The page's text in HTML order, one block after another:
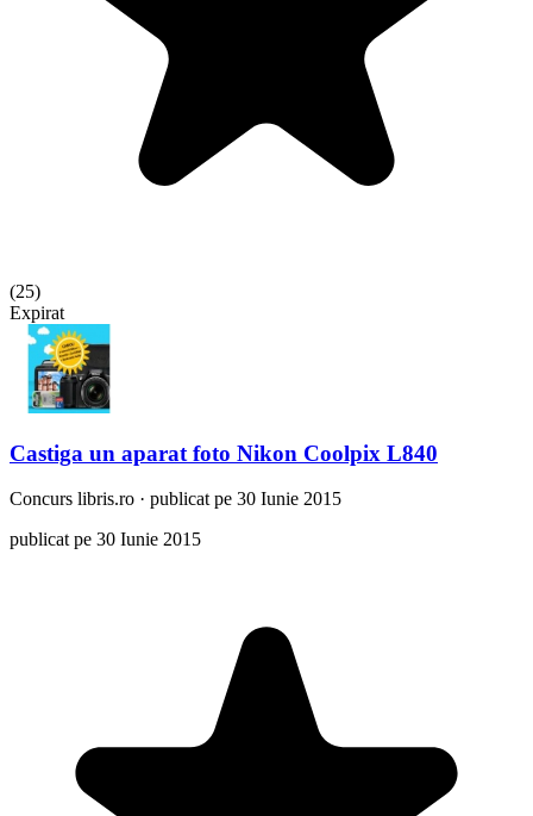
(25)
Expirat
Castiga un aparat foto Nikon Coolpix L840
Concurs libris.ro · publicat pe 30 Iunie 2015
publicat pe 30 Iunie 2015